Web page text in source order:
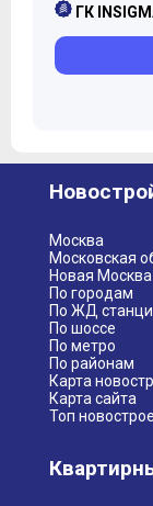
ГК
Москва
Московская
Новая Москва
По городам
По ЖД
По шоссе
По метро
По районам
Карта
Карта сайта
Топ